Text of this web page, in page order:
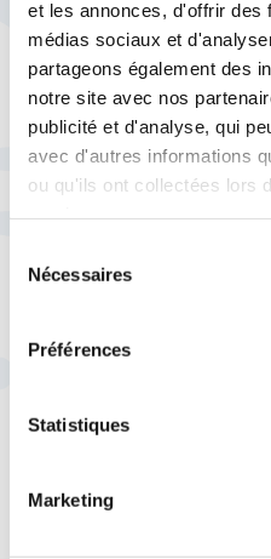
et les annonces, d'offrir des
médias sociaux et
partageons également des
notre site avec nos
publicité et d'analyse, qui
avec d'autres informations
ou qu'ils ont collectées lors
Nécessaires
Préférences
Statistiques
Marketing
train de vie décent
d’activité ne peut et
substituer, même